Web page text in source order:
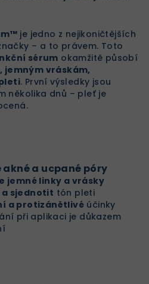
je jedno z nejikoničtějších
– a to právem. Toto
sérum okamžitě působí
vráskám,
. První výsledky jsou
několika dnů – pleť je
akné a ucpané póry
jemné linky a vrásky
sjednotit tón pleti
a protizánětlivé účinky
při aplikaci je důkazem